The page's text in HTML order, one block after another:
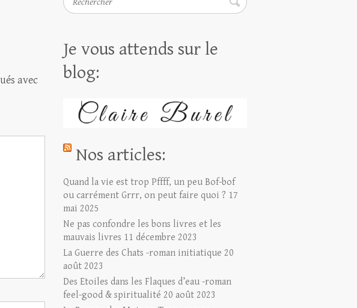
avec
Je vous attends sur le
blog:
Nos articles:
Quand la vie est trop Pffff, un peu Bof-bof
ou carrément Grrr, on peut faire quoi ? 17
mai 2025
Ne pas confondre les bons livres et les
mauvais livres 11 décembre 2023
La Guerre des Chats -roman initiatique 20
août 2023
Des Etoiles dans les Flaques d’eau -roman
feel-good & spiritualité 20 août 2023